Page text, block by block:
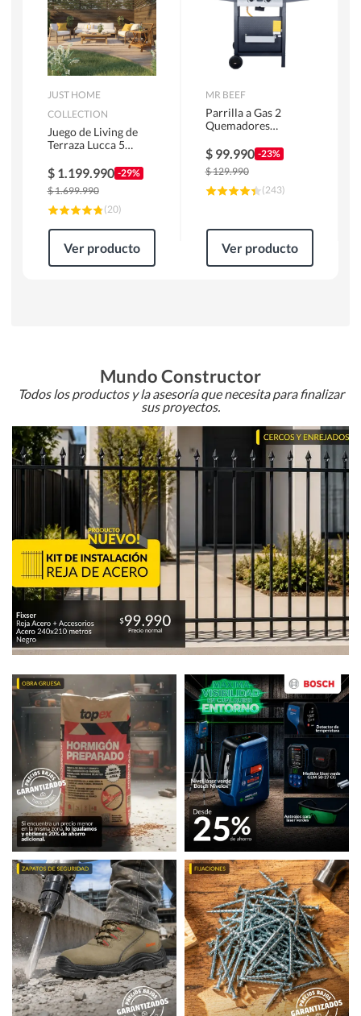
JUST HOME
COLLECTION
Juego de Living de
Terraza Lucca 5
$ 1.199.990 -29%
$1.699.990
(20)
Ver producto
MR BEEF
Parrilla a Gas 2
Quemadores
$ 99.990 -23%
$129.990
(243)
Ver producto
Mundo Constructor
Todos los productos y la asesoría que necesita para finalizar
sus proyectos.